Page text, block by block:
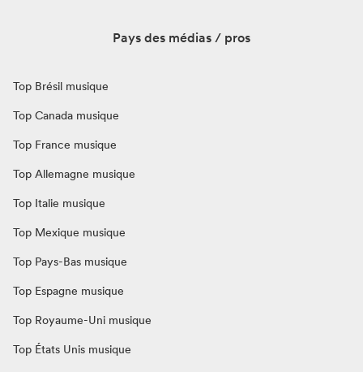
Pays des médias / pros
Top Brésil musique
Top Canada musique
Top France musique
Top Allemagne musique
Top Italie musique
Top Mexique musique
Top Pays-Bas musique
Top Espagne musique
Top Royaume-Uni musique
Top États Unis musique